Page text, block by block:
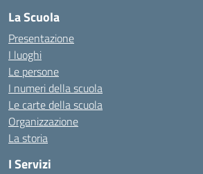
La Scuola
Presentazione
I luoghi
Le persone
I numeri della scuola
Le carte della scuola
Organizzazione
La storia
I Servizi